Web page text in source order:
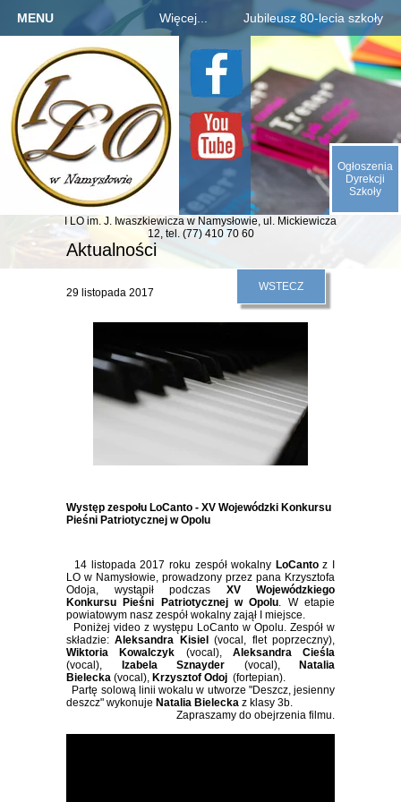
Aktualności
WSTECZ
29 listopada 2017
Występ zespołu LoCanto - XV Wojewódzki Konkursu
Pieśni Patriotycznej w Opolu
14 listopada 2017 roku zespół wokalny LoCantoz I
LO w Namysłowie, prowadzony przez pana Krzysztofa
Odoja, wystąpił podczas XV Wojewódzkiego
Konkursu Pieśni Patriotycznej w Opolu. W etapie
powiatowym nasz zespół wokalny zajął I miejsce.
Poniżej video z występu LoCanto w Opolu. Zespół w
składzie:Aleksandra Kisiel(vocal, flet poprzeczny),
Wiktoria Kowalczyk (vocal), Aleksandra Cieśla
(vocal),
Izabela Sznayder (vocal),
Natalia
Bielecka (vocal), Krzysztof Odoj (fortepian).
Partę solową linii wokalu w utworze "Deszcz, jesienny
deszcz" wykonuje Natalia Bielecka z klasy 3b.
Zapraszamy do obejrzenia filmu.
MENU
Strona główna
O nas
Galeria
Kontakt
Więcej...
Szkoła
Kandydaci
Uczniowie
Rodzice
E-SZKOŁA
Jubileusz 80-lecia szkoły
Informacje o jubileuszu
Rejestracja absolwentów
Płatności za zjazd, bal
Fotogaleria archiwaliów
Kalendarium 1945-2025
Animacje (liczby, daty)
Odliczamy dni do zjazdu
Ogłoszenia
Dyrekcji
Szkoły
I LO im. J. Iwaszkiewicza w Namysłowie, ul. Mickiewicza
12, tel. (77) 410 70 60